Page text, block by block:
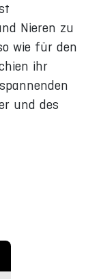
Nieren zu
wie für den
ihr
und des